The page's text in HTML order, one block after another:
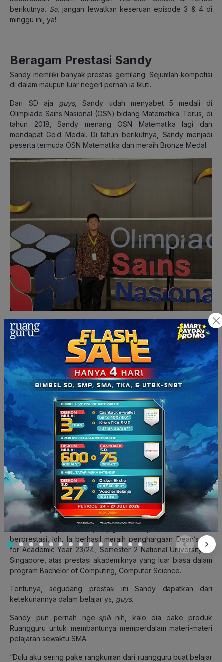
berikutnya. So, jangan lewatkan keseruan episode 3 & 4 di
minggu ini, ya!
Beragam Prestasi Sandy
Sandy memiliki banyak prestasi gemilang. Sejumlah kompetisi
di dalam maupun luar negeri pernah ia ikuti.
Dari SD aja guys, Sandy udah menyabet 5 medali di
Olimpiade Sains Nasional (OSN) bidang Matematika. Terus, di
tahun 2018, Sandy menang OSN Matematika lagi dan
mendapat Gold Medal. Di tahun berikutnya, Sandy menjadi
peserta termuda OSN Matematika dan meraih Bronze Medal.
Sumber: instagram.com/sandyk_sk
“Saya bisa menjadi the one and only siswa kelas 8 SMP yang
berhasil menjadi peserta dan Bronze medalist Olimpiade
Sains Nasional tingkat SMA 2019 di Manado,” tulisnya di
Instagram.
Nggak bosen-bosen, di tahun 2020, Sandy ikutan lagi OSN
Matematika dan berhasil mendapatkan Silver Medal.
Wah, wah, kayaknya slot medali di rumah Sandy masih
banyak nih. Soalnya, di tahun 2022 lalu, Sandy mengikuti
ajang olimpiade Matematika internasional paling bergengsi di
dunia, yaitu International Mathematics Olympiad di Norway,
dan mendapatkan Bronze Medal.
Gokil banget, Sandy! Pantesan strategi
kartunya
pake angka.
Di kampusnya, Sandy juga merupakan mahasiswa
berprestasi, loh. Ia berhasil meraih penghargaan Dean’s List
for Academic Year 23/24, Semester 2 National University of
Singapore, atas prestasi akademiknya yang luar biasa dalam
program Bachelor of Computing, Computer Science.
Tentunya, segudang prestasi ini Sandy dapatkan dari
ketekunannya dalam belajar ya, guys.
Sandy pun pernah nge-spillnih, kalo dia pake produk
Ruangguru untuk membantunya memperdalam materi-materi
pelajaran sewaktu SMA.
“Dulu aku sering pake rangkuman dari ruangguru buat belajar